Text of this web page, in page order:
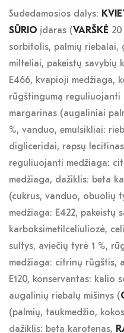
Sudedamosios dalys:
SŪRIO įdaras (VARŠKĖ
sorbitolis, palmių riebalai,
milteliai, pakeistų savybių
E466, kvapioji medžiaga,
rūgštingumą reguliuojanti
margarinas (augaliniai
%, vanduo, emulsikliai:
digliceridai, rapsų
reguliuojanti medžiaga:
medžiaga, dažiklis: beta
(cukrus, vanduo, obuolių
medžiaga: E422, pakeistų
karboksimetilceliuliozė,
sultys, aviečių tyrė 1 %,
medžiaga: citrinų rūgštis,
E120, konservantas: kalio
augalinių riebalų mišinys (
(palmių, taukmedžio,
dažiklis: beta karotenas,